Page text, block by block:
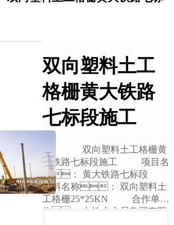
双向塑料土工
格栅黄大铁路
七标段施工
双向塑料土工格栅黄
大铁路七标段施工 项目名
称： 黄大铁路七标段
材料名称： 双向塑料土
工格栅25*25KN 合作单
位： 中铁十六局集团有限